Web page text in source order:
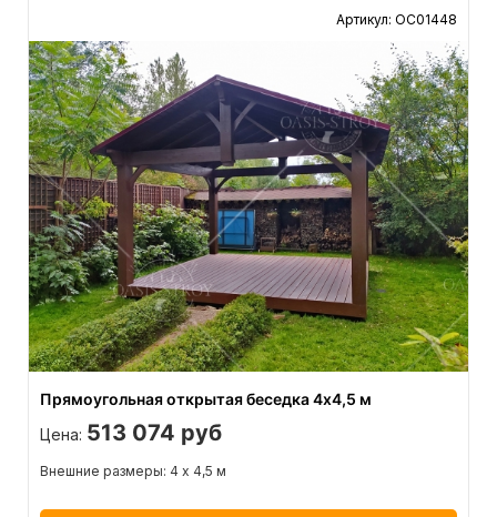
Артикул: ОС01448
Прямоугольная открытая беседка 4х4,5 м
Цена: 513 074 руб
Внешние размеры: 4 х 4,5 м